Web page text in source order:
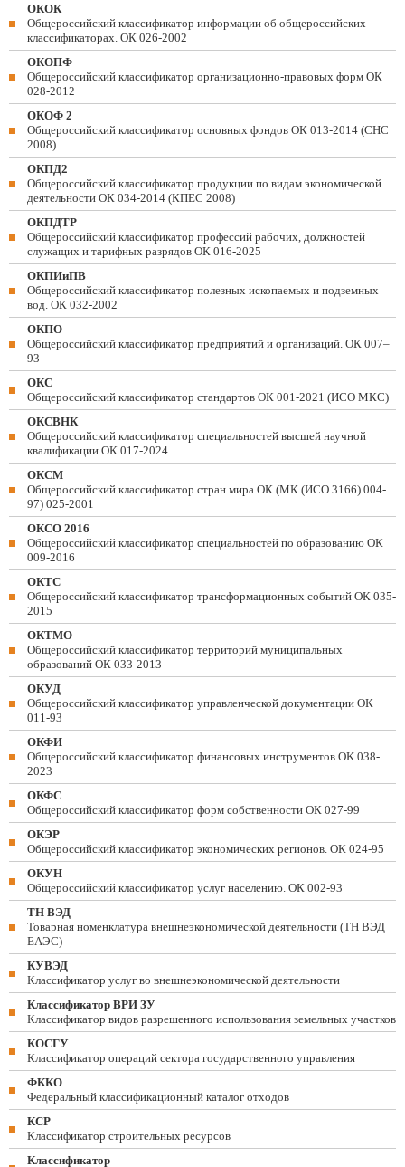
ОКОК
Общероссийский классификатор информации об общероссийских
классификаторах. ОК 026-2002
ОКОПФ
Общероссийский классификатор организационно-правовых форм ОК
028-2012
ОКОФ 2
Общероссийский классификатор основных фондов ОК 013-2014 (СНС
2008)
ОКПД2
Общероссийский классификатор продукции по видам экономической
деятельности ОК 034-2014 (КПЕС 2008)
ОКПДТР
Общероссийский классификатор профессий рабочих, должностей
служащих и тарифных разрядов ОК 016-2025
ОКПИиПВ
Общероссийский классификатор полезных ископаемых и подземных
вод. ОК 032-2002
ОКПО
Общероссийский классификатор предприятий и организаций. ОК 007–
93
ОКС
Общероссийский классификатор стандартов ОК 001-2021 (ИСО МКС)
ОКСВНК
Общероссийский классификатор специальностей высшей научной
квалификации ОК 017-2024
ОКСМ
Общероссийский классификатор стран мира ОК (МК (ИСО 3166) 004-
97) 025-2001
ОКСО 2016
Общероссийский классификатор специальностей по образованию ОК
009-2016
ОКТС
Общероссийский классификатор трансформационных событий ОК 035-
2015
ОКТМО
Общероссийский классификатор территорий муниципальных
образований ОК 033-2013
ОКУД
Общероссийский классификатор управленческой документации ОК
011-93
ОКФИ
Общероссийский классификатор финансовых инструментов OK 038-
2023
ОКФС
Общероссийский классификатор форм собственности ОК 027-99
ОКЭР
Общероссийский классификатор экономических регионов. ОК 024-95
ОКУН
Общероссийский классификатор услуг населению. ОК 002-93
ТН ВЭД
Товарная номенклатура внешнеэкономической деятельности (ТН ВЭД
ЕАЭС)
КУВЭД
Классификатор услуг во внешнеэкономической деятельности
Классификатор ВРИ ЗУ
Классификатор видов разрешенного использования земельных участков
КОСГУ
Классификатор операций сектора государственного управления
ФККО
Федеральный классификационный каталог отходов
КСР
Классификатор строительных ресурсов
Классификатор